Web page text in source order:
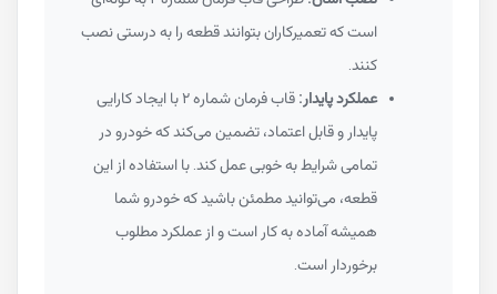
است که تعمیرکاران بتوانند قطعه را به درستی نصب
کنند.
عملکرد پایدار:
قاب فرمان شماره ۲ با ایجاد کارایی
پایدار و قابل اعتماد، تضمین می‌کند که خودرو در
تمامی شرایط به خوبی عمل کند. با استفاده از این
قطعه، می‌توانید مطمئن باشید که خودرو شما
همیشه آماده به کار است و از عملکرد مطلوب
برخوردار است.